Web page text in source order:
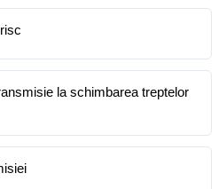
la schimbarea treptelor